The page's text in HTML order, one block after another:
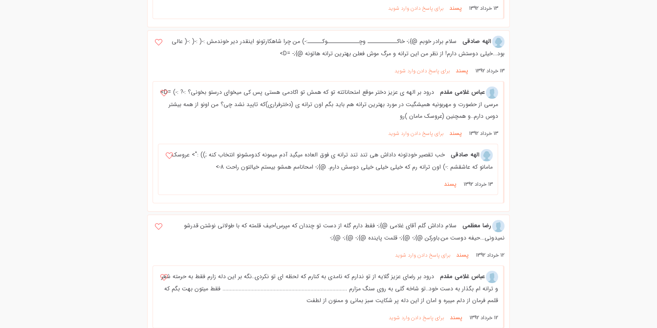
13 خرداد 1392 پسند برای پاسخ دادن وارد شوید
الهه صادقي
سلام برادر خوبم @};- خاكــــــــــــ وچـــــــــــــوكــــــ:-) من چرا شاهكارتونو اينقدر دير خوندمش :-( :-( :-( عالي
بود...خيلي دوستش دارم! از نظر من اين ترانه و مرگ موش فعلن بهترين ترانه هاتونه @};- =D>
13 خرداد 1392 پسند برای پاسخ دادن وارد شوید
عباس غلامی مقدم
درود بر الهه ی عزیز دختر موقع امتحاناتته تو که همش تو اکادمی هستی پس کی میخوای درستو بخونی؟ :-? :-) =D>
مرسی از حضورت و مهربونیه همیشگیت در مورد بهترین ترانه هم باید بگم اون ترانه ی (دخترفراری)که تایید نشد چی؟ من اونو از همه بیشتر
دوس دارم..و همچنین (عروسک مامان )رو
13 خرداد 1392 پسند برای پاسخ دادن وارد شوید
الهه صادقي
خب تقصير خودتونه داداش هي تند تند ترانه ي فوق العاده ميگيد آدم ميمونه كدومشونو انتخاب كنه ;)) :"> عروسك
مامانو كه عاشقشم :-) اون ترانه رم كه خيلي خيلي خيلي دوسش دارم. @};- امحانامم همشو بيستم خيالتون راحت 8->
13 خرداد 1392 پسند
رضا معظمی
سلام داداش گلم آقای غلامی @};- فقط دارم گله از دست تو چندان که مپرس!حیف قلمته که با طولانی نوشتن قدرشو
نمیدونی...حیفه دوست من.باورکن @};- @};- قلمت پاینده @};- @};- @};-
12 خرداد 1392 پسند برای پاسخ دادن وارد شوید
عباس غلامی مقدم
درود بر رضای عزیز گلایه از تو ندارم که نامدی به کنارم که لحظه ای تو نکردی..نگه بر این دله زارم فقط به حرمته شعر
و ترانه ام بگذار به دست خود..تو شاخه گلی به روی سنگ مزارم ..................................................................................... فقط میتون بهت بگم که
قلمم فرمان از دلم میبره و امان از این دله پر شکایت سبز بمانی و ممنون از لطفت
12 خرداد 1392 پسند برای پاسخ دادن وارد شوید